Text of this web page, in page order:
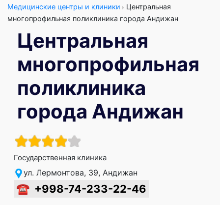
Медицинские центры и клиники
Центральная
многопрофильная поликлиника города Андижан
Центральная
многопрофильная
поликлиника
города Андижан
Государственная клиника
ул. Лермонтова, 39, Андижан
☎ +998-74-233-22-46